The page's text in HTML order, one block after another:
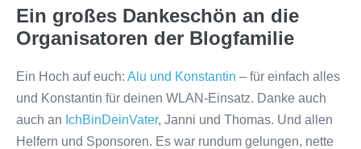
Ein großes Dankeschön an die
Organisatoren der Blogfamilie
Ein Hoch auf euch: Alu und Konstantin – für einfach alles
und Konstantin für deinen WLAN-Einsatz. Danke auch
auch an IchBinDeinVater, Janni und Thomas. Und allen
Helfern und Sponsoren. Es war rundum gelungen, nette